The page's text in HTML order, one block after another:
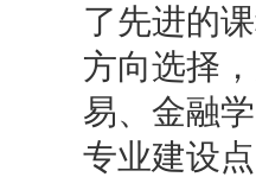
了先进的
方向选择
易、金融
专业建设